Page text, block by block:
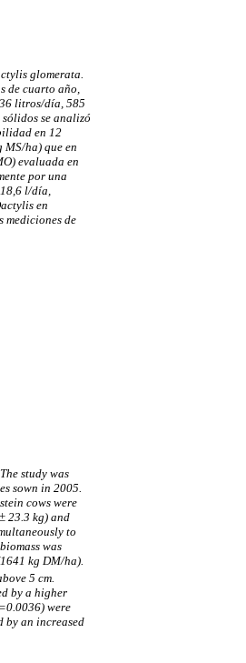
glomerata.
de cuarto año,
litros/día, 585
se analizó
en 12
ha) que en
evaluada en
por una
l/día,
en
mediciones de
study was
sown in 2005.
cows were
23.3 kg) and
to
was
kg DM/ha).
5 cm.
by a higher
were
by an increased